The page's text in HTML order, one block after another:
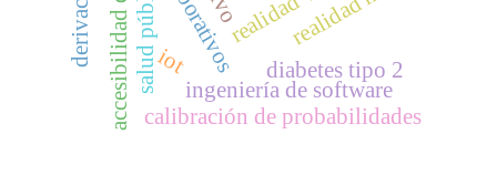
ingeniería de software
diabetes tipo 2
calibración de probabilidades
salud públicaiot